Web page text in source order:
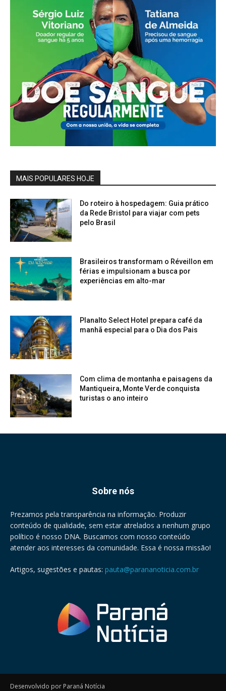
MAIS POPULARES HOJE
Do roteiro à hospedagem: Guia prático
da Rede Bristol para viajar com pets
pelo Brasil
Brasileiros transformam o Réveillon em
férias e impulsionam a busca por
experiências em alto-mar
Planalto Select Hotel prepara café da
manhã especial para o Dia dos Pais
Com clima de montanha e paisagens da
Mantiqueira, Monte Verde conquista
turistas o ano inteiro
Sobre nós
Prezamos pela transparência na informação. Produzir
conteúdo de qualidade, sem estar atrelados a nenhum grupo
político é nosso DNA. Buscamos com nosso conteúdo
atender aos interesses da comunidade. Essa é nossa missão!
Artigos, sugestões e pautas: pauta@parananoticia.com.br
Desenvolvido por Paraná Notícia